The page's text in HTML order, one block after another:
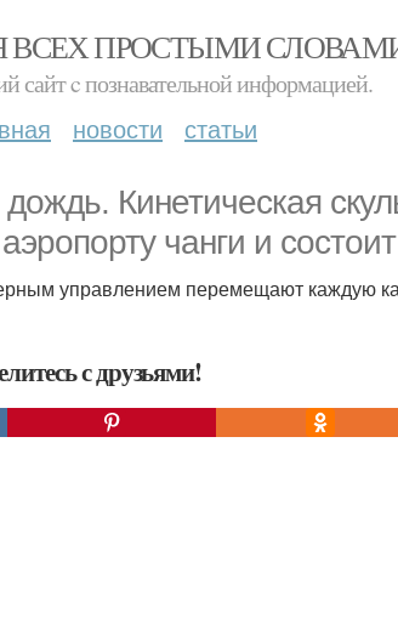
ВСЕХ ПРОСТЫМИ
сайт c познавательной информацией.
новости статьи
Кинетическая
чанги и
управлением перемещают каждую
с друзьями!